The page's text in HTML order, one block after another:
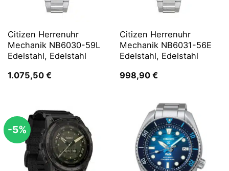
Citizen Herrenuhr
Mechanik NB6030-59L
Edelstahl, Edelstahl
1.075,50 €
Citizen Herrenuhr
Mechanik NB6031-56E
Edelstahl, Edelstahl
998,90 €
-5%